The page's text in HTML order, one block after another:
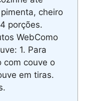
cheiro
porções.
WebComo
1. Para
com couve o
em tiras.